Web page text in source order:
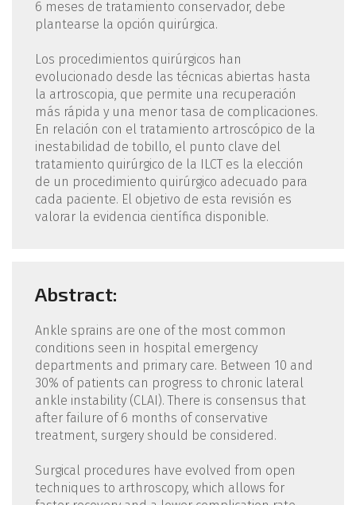
6 meses de tratamiento conservador, debe
plantearse la opción quirúrgica.
Los procedimientos quirúrgicos han
evolucionado desde las técnicas abiertas hasta
la artroscopia, que permite una recuperación
más rápida y una menor tasa de complicaciones.
En relación con el tratamiento artroscópico de la
inestabilidad de tobillo, el punto clave del
tratamiento quirúrgico de la ILCT es la elección
de un procedimiento quirúrgico adecuado para
cada paciente. El objetivo de esta revisión es
valorar la evidencia científica disponible.
Abstract:
Ankle sprains are one of the most common
conditions seen in hospital emergency
departments and primary care. Between 10 and
30% of patients can progress to chronic lateral
ankle instability (CLAI). There is consensus that
after failure of 6 months of conservative
treatment, surgery should be considered.
Surgical procedures have evolved from open
techniques to arthroscopy, which allows for